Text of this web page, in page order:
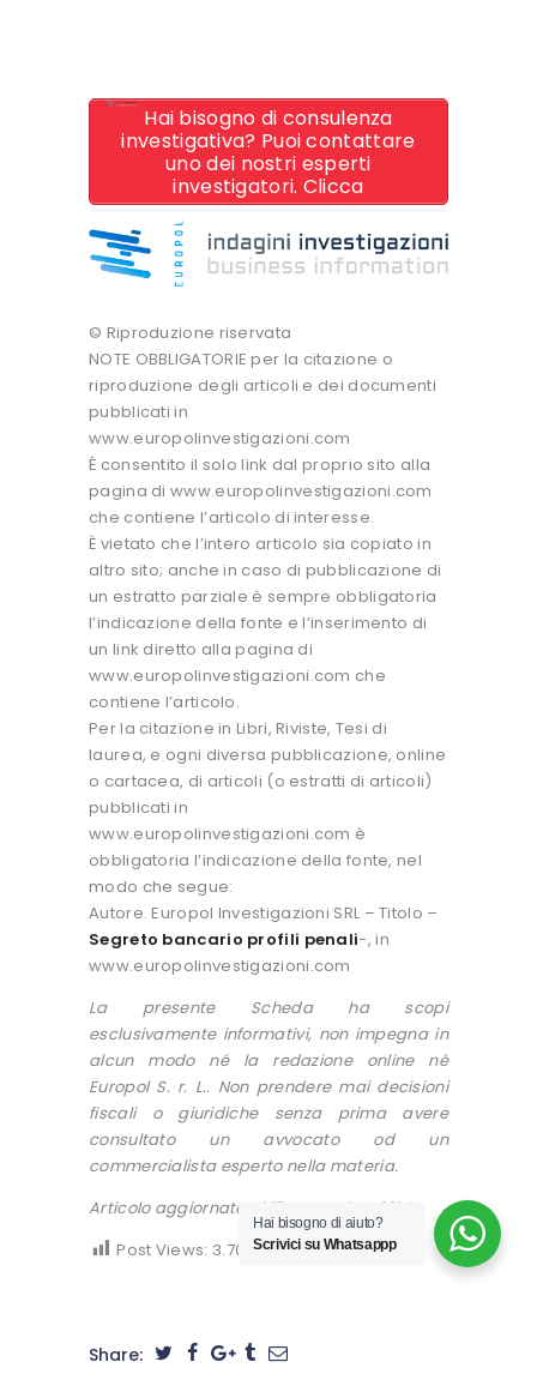
Hai bisogno di consulenza
investigativa? Puoi contattare
uno dei nostri esperti
investigatori. Clicca
© Riproduzione riservata
NOTE OBBLIGATORIE per la citazione o
riproduzione degli articoli e dei documenti
pubblicati in
www.europolinvestigazioni.com
È consentito il solo link dal proprio sito alla
pagina di www.europolinvestigazioni.com
che contiene l’articolo di interesse.
È vietato che l’intero articolo sia copiato in
altro sito; anche in caso di pubblicazione di
un estratto parziale è sempre obbligatoria
l’indicazione della fonte e l’inserimento di
un link diretto alla pagina di
www.europolinvestigazioni.com che
contiene l’articolo.
Per la citazione in Libri, Riviste, Tesi di
laurea, e ogni diversa pubblicazione, online
o cartacea, di articoli (o estratti di articoli)
pubblicati in
www.europolinvestigazioni.com è
obbligatoria l’indicazione della fonte, nel
modo che segue:
Autore. Europol Investigazioni SRL – Titolo –
Segreto bancario profili penali-, in
www.europolinvestigazioni.com
La presente Scheda ha scopi
esclusivamente informativi, non impegna in
alcun modo né la redazione online né
Europol S. r. L.. Non prendere mai decisioni
fiscali o giuridiche senza prima avere
consultato un avvocato od un
commercialista esperto nella materia.
Articolo aggiornato al 17 Settembre 2014
Post Views: 3.706
Share:
Hai bisogno di aiuto?
Scrivici su Whatsappp